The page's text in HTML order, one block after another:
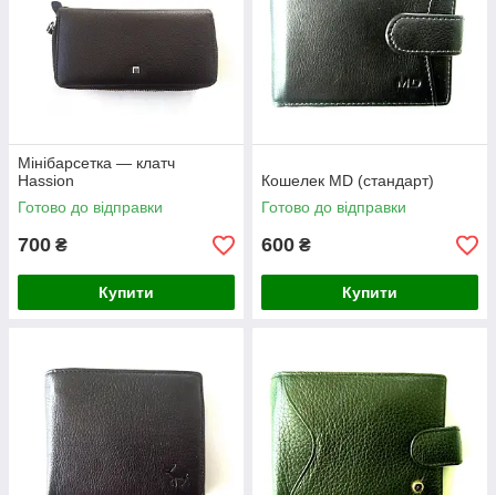
Мінібарсетка — клатч
Hassion
Готово до відправки
700 ₴
Купити
Кошелек MD (стандарт)
Готово до відправки
600 ₴
Купити